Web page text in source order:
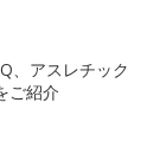
、アスレチック
ご紹介